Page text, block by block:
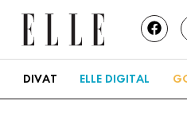
DIVAT ELLE DIGITAL